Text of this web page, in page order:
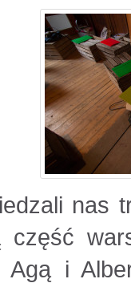
nas
część
i